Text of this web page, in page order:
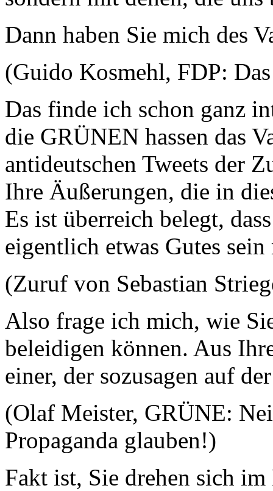
Dann haben Sie mich des
(Guido Kosmehl, FDP:
Das finde ich schon ganz
die GRÜNEN hassen das
antideutschen Tweets der
Ihre Äußerungen, die in
Es ist überreich belegt,
eigentlich etwas Gutes sein
(Zuruf von Sebastian
Also frage ich mich, wie
beleidigen können. Aus
einer, der sozusagen auf
(Olaf Meister, GRÜNE:
Propaganda glauben!)
Fakt ist, Sie drehen sich